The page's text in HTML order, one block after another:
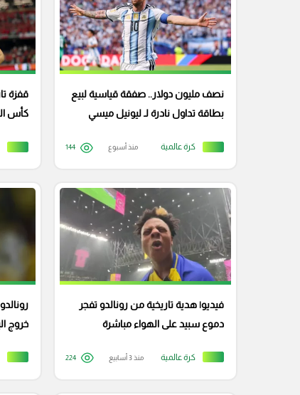
كرة عالمية
نصف مليون دولار.. صفقة قياسية لبيع
بطاقة تداول نادرة لـ ليونيل ميسي
منذ أسبوع 144
قفزة
كرة عالمية
فيديو| هدية تاريخية من رونالدو تفجر
دموع سبيد على الهواء مباشرة
منذ 3 أسابيع 224
خروج